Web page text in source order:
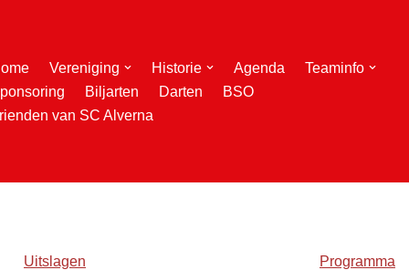
Vereniging Historie Agenda
Teaminfo
Biljarten Darten
BSO
van SC Alverna
Uitslagen Programma